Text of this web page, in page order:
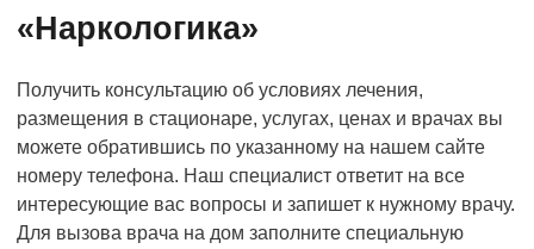
«Наркологика»
Получить консультацию об условиях лечения,
размещения в стационаре, услугах, ценах и врачах вы
можете обратившись по указанному на нашем сайте
номеру телефона. Наш специалист ответит на все
интересующие вас вопросы и запишет к нужному врачу.
Для вызова врача на дом заполните специальную